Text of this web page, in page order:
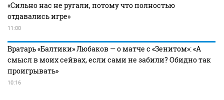
«Сильно нас не ругали, потому что полностью
отдавались игре»
11:00
Вратарь «Балтики» Любаков — о матче с «Зенитом»: «А
смысл в моих сейвах, если сами не забили? Обидно так
проигрывать»
10:16